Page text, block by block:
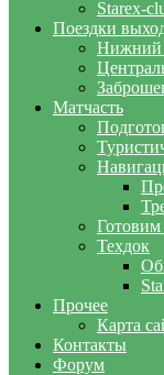
Starex-
Поездки
Нижний
Матчасть
Готовим
Техдок
Прочее
Карта
Контакты
Форум